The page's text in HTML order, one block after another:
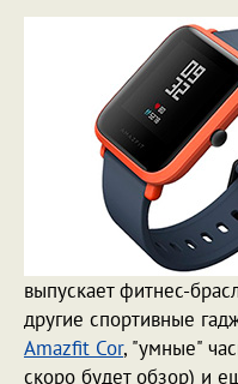
выпускает фитнес-
другие спортивные
Amazfit Cor, "умные"
скоро будет обзор) и